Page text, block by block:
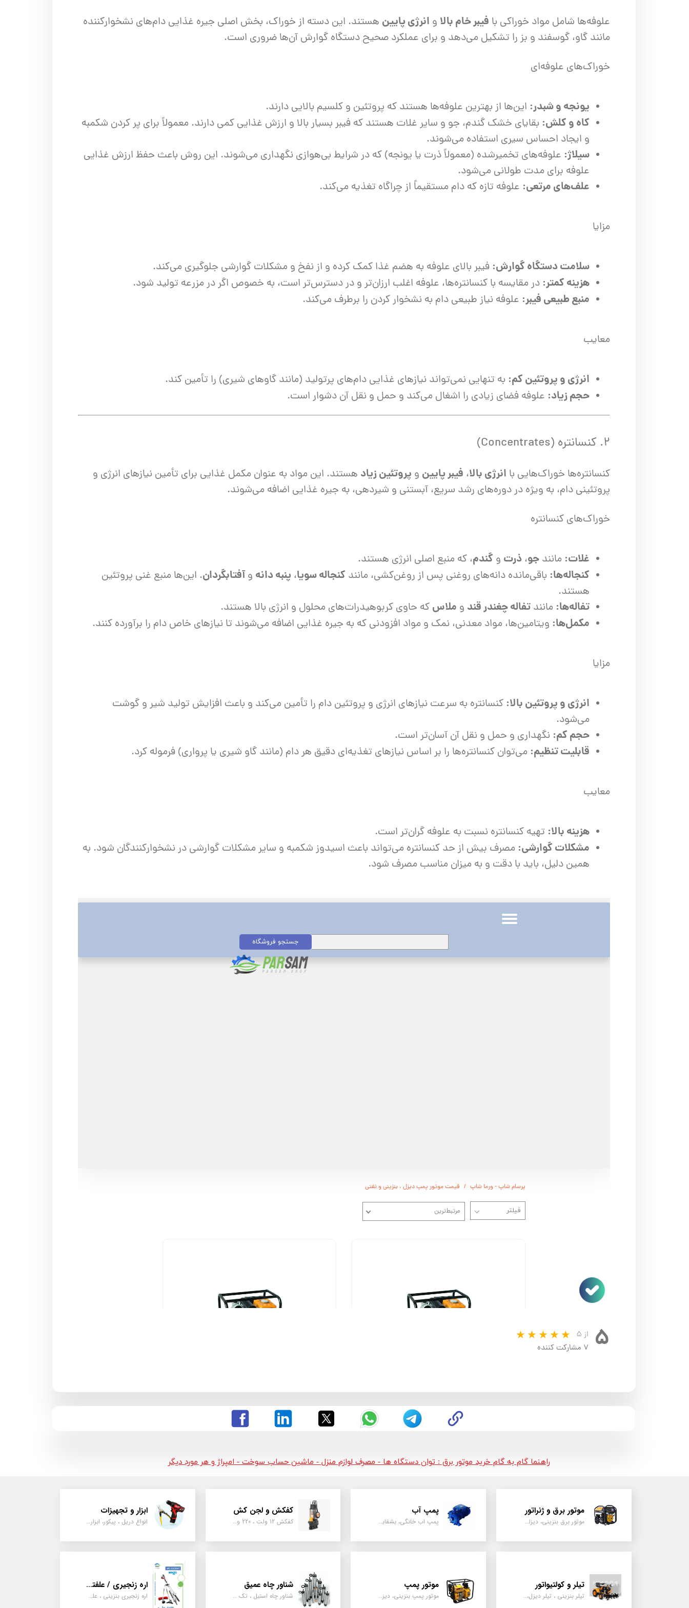
شناور چاه عمیق
سمپاش
بخارشو
اینورتر جوش
کارواش
موتور تک
بلوير
موتور تک
موتور پمپ
اینورتر جوش
علوفه‌ها شامل مواد خوراکی با فیبر خام بالا و انرژی پایین هستند. این دسته از خوراک، بخش اصلی جیره غذایی دام‌های نشخوارکننده
مانند گاو، گوسفند و بز را تشکیل می‌دهد و برای عملکرد صحیح دستگاه گوارش آن‌ها ضروری است.
خوراک‌های علوفه‌ای
یونجه و شبدر: این‌ها از بهترین علوفه‌ها هستند که پروتئین و کلسیم بالایی دارند.
کاه و کلش: بقایای خشک گندم، جو و سایر غلات هستند که فیبر بسیار بالا و ارزش غذایی کمی دارند. معمولاً برای پر کردن شکمبه
و ایجاد احساس سیری استفاده می‌شوند.
سیلاژ: علوفه‌های تخمیرشده (معمولاً ذرت یا یونجه) که در شرایط بی‌هوازی نگهداری می‌شوند. این روش باعث حفظ ارزش غذایی
علوفه برای مدت طولانی می‌شود.
علف‌های مرتعی: علوفه تازه که دام مستقیماً از چراگاه تغذیه می‌کند.
مزایا
سلامت دستگاه گوارش: فیبر بالای علوفه به هضم غذا کمک کرده و از نفخ و مشکلات گوارشی جلوگیری می‌کند.
هزینه کمتر: در مقایسه با کنسانتره‌ها، علوفه اغلب ارزان‌تر و در دسترس‌تر است، به خصوص اگر در مزرعه تولید شود.
منبع طبیعی فیبر: علوفه نیاز طبیعی دام به نشخوار کردن را برطرف می‌کند.
معایب
انرژی و پروتئین کم: به تنهایی نمی‌تواند نیازهای غذایی دام‌های پرتولید (مانند گاوهای شیری) را تأمین کند.
حجم زیاد: علوفه فضای زیادی را اشغال می‌کند و حمل و نقل آن دشوار است.
۲. کنسانتره (Concentrates)
کنسانتره‌ها خوراک‌هایی با انرژی بالا، فیبر پایین و پروتئین زیاد هستند. این مواد به عنوان مکمل غذایی برای تأمین نیازهای انرژی و
پروتئینی دام، به ویژه در دوره‌های رشد سریع، آبستنی و شیردهی، به جیره غذایی اضافه می‌شوند.
خوراک‌های کنسانتره
غلات: مانندجو،ذرت و گندم، که منبع اصلی انرژی هستند.
کنجاله‌ها: باقی‌مانده دانه‌های روغنی پس از روغن‌کشی، مانند کنجاله سویا، پنبه دانه وآفتابگردان. این‌ها منبع غنی پروتئین
هستند.
تفاله‌ها: مانندتفاله چغندر قند و ملاس که حاوی کربوهیدرات‌های محلول و انرژی بالا هستند.
مکمل‌ها: ویتامین‌ها، مواد معدنی، نمک و مواد افزودنی که به جیره غذایی اضافه می‌شوند تا نیازهای خاص دام را برآورده کنند.
مزایا
انرژی و پروتئین بالا: کنسانتره به سرعت نیازهای انرژی و پروتئین دام را تأمین می‌کند و باعث افزایش تولید شیر و گوشت
می‌شود.
حجم کم: نگهداری و حمل و نقل آن آسان‌تر است.
قابلیت تنظیم: می‌توان کنسانتره‌ها را بر اساس نیازهای تغذیه‌ای دقیق هر دام (مانند گاو شیری یا پرواری) فرموله کرد.
معایب
هزینه بالا: تهیه کنسانتره نسبت به علوفه گران‌تر است.
مشکلات گوارشی: مصرف بیش از حد کنسانتره می‌تواند باعث اسیدوز شکمبه و سایر مشکلات گوارشی در نشخوارکنندگان شود. به
همین دلیل، باید با دقت و به میزان مناسب مصرف شود.
۵
از ۵
۷ مشارکت کننده
راهنما گام به گام خرید موتور برق : توان دستگاه ها - مصرف لوازم منزل - ماشین حساب سوخت - امپراژ و هر مورد دیگر
موتور برق و ژنراتور
موتور برق بنزینی، دیزلی ، گازی ، سه گانه سوز
پمپ آب
پمپ اب خانگی، بشقابی ، جتی ، دو پروانه کشاورزی
کفکش و لجن کش
کفکش 12 ولت ، 220 ولت ، یک اینچ به بالا لجن کش کاتردار، لجن کش چدنی
ابزار و تجهیزات
انواع دریل ، پیکور، ابزارالات، سیل مکانیکی، قطعات پمپ
تیلر و کولتیواتور
تیلر بنزینی ، تیلر دیزل، تیلر چهار چرخ، تیلر مزرعه و کشاورزی
موتور پمپ
موتور پمپ بنزینی، دیزلی، نفتی ، یک اینچ به بالا
شناور چاه عمیق
شناور چاه استیل ، تک فاز و سه فاز، یک اینچ به بالا
اره زنجیری / علفتراش
اره زنجیری بنزینی ، علفتراش دو زمانه و چهار زمانه ، دوشی و پشتی